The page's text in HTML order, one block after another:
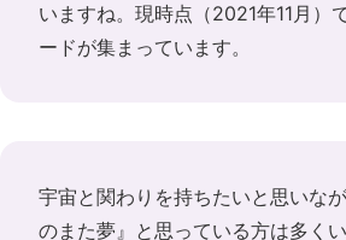
いますね。現時点（2021年11月）
ードが集まっています。
宇宙と関わりを持ちたいと思いな
のまた夢』と思っている方は多く